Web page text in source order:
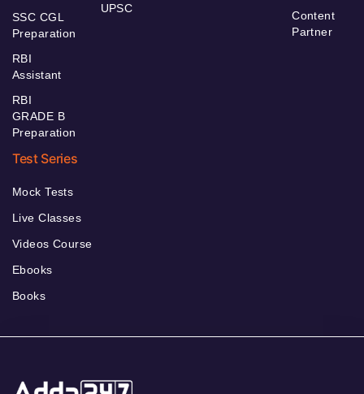
SSC CGL
Preparation
RBI
Assistant
RBI
GRADE B
Preparation
UPSC
Content
Partner
Test Series
Mock Tests
Live Classes
Videos Course
Ebooks
Books